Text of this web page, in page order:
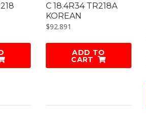
C 18.4R34 TR218A
KOREAN
$92.891
ADD TO
CART